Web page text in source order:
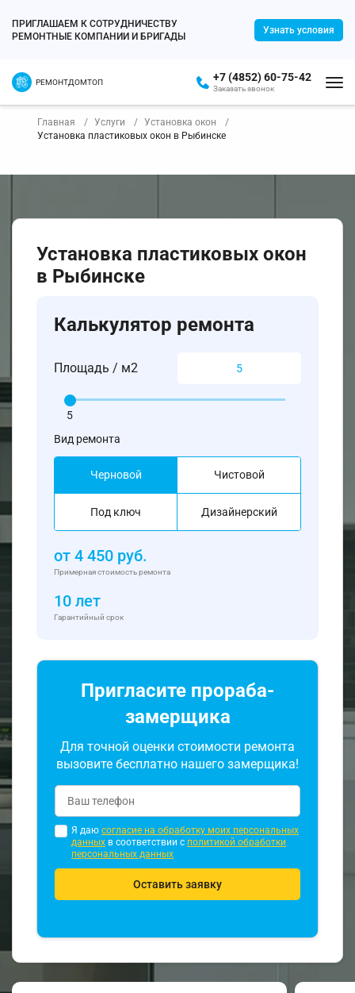
ПРИГЛАШАЕМ К СОТРУДНИЧЕСТВУ
РЕМОНТНЫЕ КОМПАНИИ И БРИГАДЫ
Узнать условия
РЕМОНТДОМТОП +7 (4852) 60-75-42
Заказать звонок
Главная Услуги
Установка окон
Установка пластиковых окон в Рыбинске
Установка пластиковых окон
в Рыбинске
Калькулятор ремонта
Площадь / м2
5
Вид ремонта
Черновой Чистовой
Под ключ Дизайнерский
от 4 450 руб.
Примерная стоимость ремонта
10 лет
Гарантийный срок
Пригласите прораба-
замерщика
Для точной оценки стоимости ремонта
вызовите бесплатно нашего замерщика!
Я даю согласие на обработку моих персональных
данных в соответствии с политикой обработки
персональных данных
Оставить заявку